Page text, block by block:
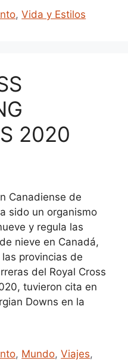
,Vida y Estilos
2020
Canadiense de
sido un organismo
y regula las
nieve en Canadá,
provincias de
del Royal Cross
tuvieron cita en
Downs en la
, Mundo,Viajes,